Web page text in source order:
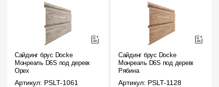
Сайдинг брус Docke
Монреаль D6S под дерево
Орех
Артикул: PSLT-1061
Сайдинг брус Docke
Монреаль D6S под дерево
Рябина
Артикул: PSLT-1128